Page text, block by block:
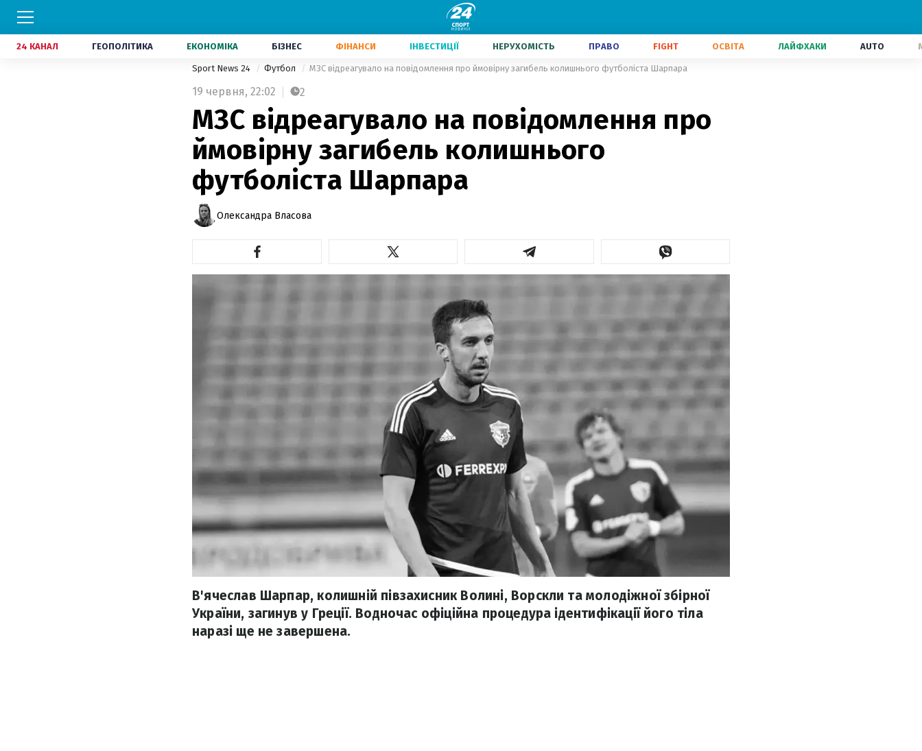
24 КАНАЛ ГЕОПОЛІТИКА ЕКОНОМІКА БІЗНЕС ФІНАНСИ ІНВЕСТИЦІЇ НЕРУХОМІСТЬ ПРАВО FIGHT ОСВІТА ЛАЙФХАКИ AUTO
Sport News 24 Футбол МЗС відреагувало на повідомлення про ймовірну загибель колишнього футболіста Шарпара
19 червня, 22:02 2
МЗС відреагувало на повідомлення про
ймовірну загибель колишнього
футболіста Шарпара
Олександра Власова
В'ячеслав Шарпар, колишній півзахисник Волині, Ворскли та молодіжної збірної
України, загинув у Греції. Водночас офіційна процедура ідентифікації його тіла
наразі ще не завершена.